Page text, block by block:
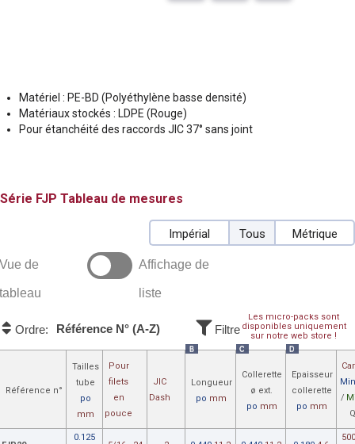
Matériel : PE-BD (Polyéthylène basse densité)
Matériaux stockés : LDPE (Rouge)
Pour étanchéité des raccords JIC 37° sans joint
FJP Tableau de mesures
Impérial Tous Métrique
Vue de
tableau
Affichage de
liste
Les micro-packs sont
disponibles uniquement
sur notre web store !
Ordre: Référence N° (A-Z) Filtre
Référence n°
Tailles
tube
po
mm
Pour
filets
en
pouce
JIC
Dash
B
Longueur
po mm
C
Collerette
ø ext.
po mm
D
Epaisseur
collerette
po mm
/
0.125